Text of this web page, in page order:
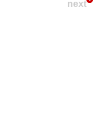
next